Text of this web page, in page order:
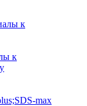
к
к
max